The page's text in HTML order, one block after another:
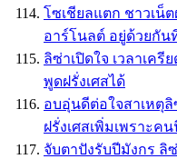
โซเชียลแตก ชาวเน็ต
อาร์โนลต์ อยู่ด้วยกัน
ลิซ่าเปิดใจ เวลาเครี
พูดฝรั่งเศสได้
อบอุ่นดีต่อใจสาเหตุ
ฝรั่งเศสเพิ่มเพราะคน
จับตาปังรับปีมังกร ลิ